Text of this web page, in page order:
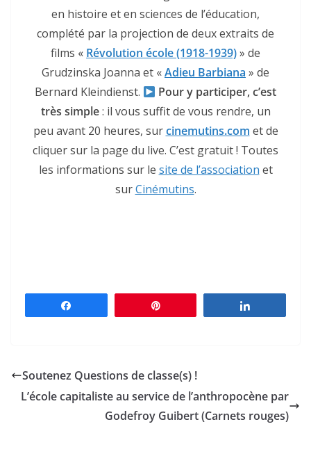
en histoire et en sciences de l’éducation,
complété par la projection de deux extraits de
films « Révolution école (1918-1939)» de
Grudzinska Joanna et «Adieu Barbiana » de
Bernard Kleindienst.
Pour y participer, c’est
très simple: il vous suffit de vous rendre, un
peu avant 20 heures, surcinemutins.com et de
cliquer sur la page du live. C’est gratuit ! Toutes
les informations sur le site de l’association et
surCinémutins.
Soutenez Questions de classe(s) !
L’école capitaliste au service de l’anthropocène par
Godefroy Guibert (Carnets rouges)